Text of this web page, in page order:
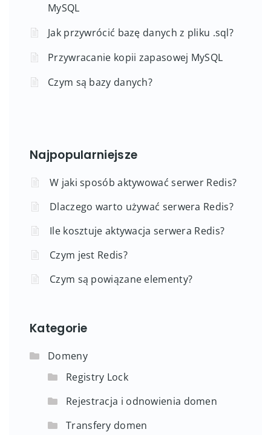
MySQL
Jak przywrócić bazę danych z pliku .sql?
Przywracanie kopii zapasowej MySQL
Czym są bazy danych?
Najpopularniejsze
W jaki sposób aktywować serwer Redis?
Dlaczego warto używać serwera Redis?
Ile kosztuje aktywacja serwera Redis?
Czym jest Redis?
Czym są powiązane elementy?
Kategorie
Domeny
Registry Lock
Rejestracja i odnowienia domen
Transfery domen